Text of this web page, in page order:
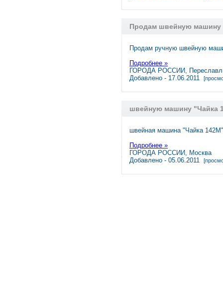
Продам швейную машину
Продам ручную швейную
Подробнее »
ГОРОДА РОССИИ,
Добавлено - 17.06.2011
швейную машину "Чайка
швейная машина "Чайка
Подробнее »
ГОРОДА РОССИИ, Москва
Добавлено - 05.06.2011